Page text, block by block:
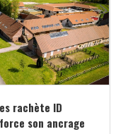
son ancrage